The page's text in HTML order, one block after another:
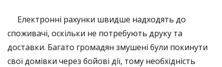
Електронні рахунки швидше надходять до
споживачі, оскільки не потребують друку та
доставки. Багато громадян змушені були покинути
свої домівки через бойові дії, тому необхідність